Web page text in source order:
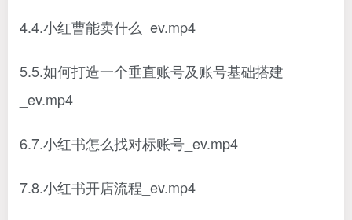
4.4.小红曹能卖什么_ev.mp4
5.5.如何打造一个垂直账号及账号基础搭建
_ev.mp4
6.7.小红书怎么找对标账号_ev.mp4
7.8.小红书开店流程_ev.mp4